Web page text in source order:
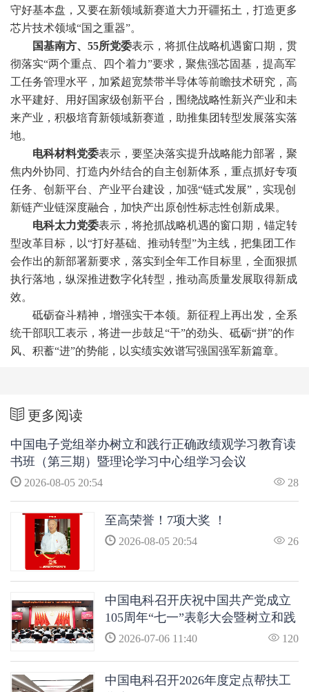
守好基本盘，又要在新领域新赛道大力开疆拓土，打造更多
芯片技术领域“国之重器”。
国基南方、55所党委表示，将抓住战略机遇窗口期，贯
彻落实“两个重点、四个着力”要求，聚焦强芯固基，提高军
工任务管理水平，加紧超宽禁带半导体等前瞻技术研究，高
水平建好、用好国家级创新平台，围绕战略性新兴产业和未
来产业，积极培育新领域新赛道，助推集团转型发展落实落
地。
电科材料党委表示，要坚决落实提升战略能力部署，聚
焦内外协同、打造内外结合的自主创新体系，重点抓好专项
任务、创新平台、产业平台建设，加强“链式发展”，实现创
新链产业链深度融合，加快产出原创性标志性创新成果。
电科太力党委表示，将抢抓战略机遇的窗口期，锚定转
型改革目标，以“打好基础、推动转型”为主线，把集团工作
会作出的新部署新要求，落实到全年工作目标里，全面狠抓
执行落地，纵深推进数字化转型，推动高质量发展取得新成
效。
砥砺奋斗精神，增强实干本领。新征程上再出发，全系
统干部职工表示，将进一步鼓足“干”的劲头、砥砺“拼”的作
风、积蓄“进”的势能，以实绩实效谱写强国强军新篇章。
更多阅读
中国电子党组举办树立和践行正确政绩观学习教育读
书班（第三期）暨理论学习中心组学习会议
2026-08-05 20:54 28
至高荣誉！7项大奖 ！
2026-08-05 20:54 26
中国电科召开庆祝中国共产党成立
105周年“七一”表彰大会暨树立和践
行正确政绩观学习教育专题党课
2026-07-06 11:40 120
中国电科召开2026年度定点帮扶工